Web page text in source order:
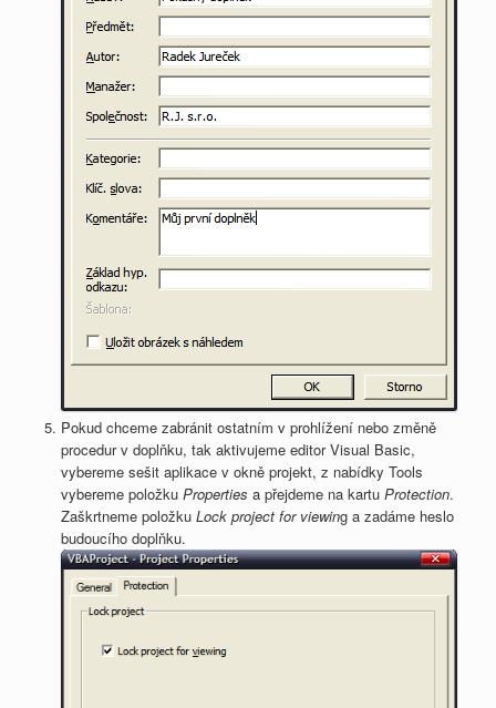
Pokud chceme zabránit ostatním v prohlížení nebo změně
procedur v doplňku, tak aktivujeme editor Visual Basic,
vybereme sešit aplikace v okně projekt, z nabídky Tools
vybereme položku Properties a přejdeme na kartu Protection.
Zaškrtneme položku Lock project for viewing a zadáme heslo
budoucího doplňku.